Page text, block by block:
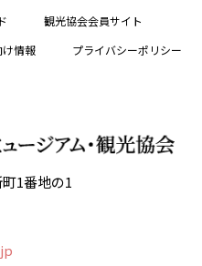
観光協会会員サイト
情報 プライバシーポリシー
1番地の1